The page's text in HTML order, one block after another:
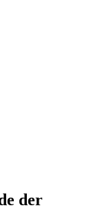
der